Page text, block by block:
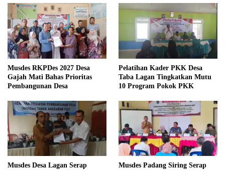
Musdes RKPDes 2027 Desa
Gajah Mati Bahas Prioritas
Pembangunan Desa
Pelatihan Kader PKK Desa
Taba Lagan Tingkatkan Mutu
10 Program Pokok PKK
Musdes Desa Lagan Serap
Musdes Padang Siring Serap